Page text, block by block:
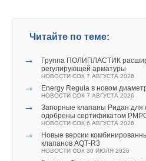
Читайте по теме:
→
Группа ПОЛИПЛАСТИК
регулирующей арматуры
НОВОСТИ СОК 7 АВГУСТА 2026
→ Energy Regula в новом
НОВОСТИ СОК 7 АВГУСТА 2026
→
Запорные клапаны Ридан для
одобрены сертификатом
НОВОСТИ СОК 6 АВГУСТА 2026
→
Новые версии
клапанов AQT‑R3
НОВОСТИ СОК 30 ИЮЛЯ 2026
Ваше имя *
Ваш E-mail *
Добавить комментарий
Ваше имя *
Ваш E-mail *
Текст комментария